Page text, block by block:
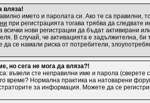
вляза!
името и паролата си. Ако те са правилни,
при регистрацията тогава трябва да следвате
всички нови регистрации да бъдат
В случай, че активацията е задължителна,
да се намали риска от потребители,
но сега не мога да вляза?!
въвели сте неправилни име и парола (сверете
време? Нормална практика на натоварени
за информация. Можете да се